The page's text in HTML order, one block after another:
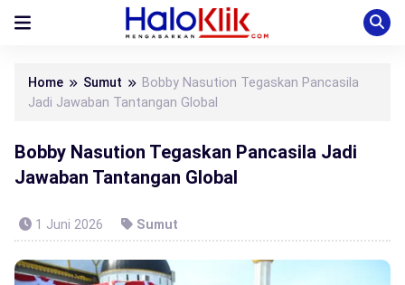
Home Sumut
Bobby Nasution Tegaskan Pancasila
Jadi Jawaban Tantangan Global
Bobby Nasution Tegaskan Pancasila Jadi
Jawaban Tantangan Global
1 Juni 2026 Sumut